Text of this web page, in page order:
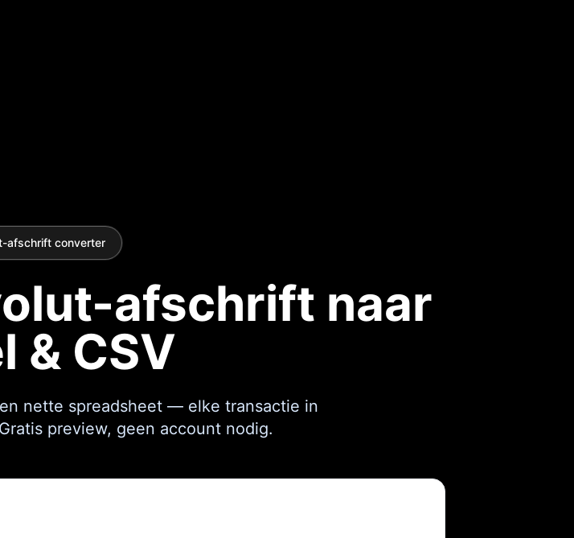
afschrift converter
afschrift naar
& CSV
nette spreadsheet — elke transactie in
preview, geen account nodig.